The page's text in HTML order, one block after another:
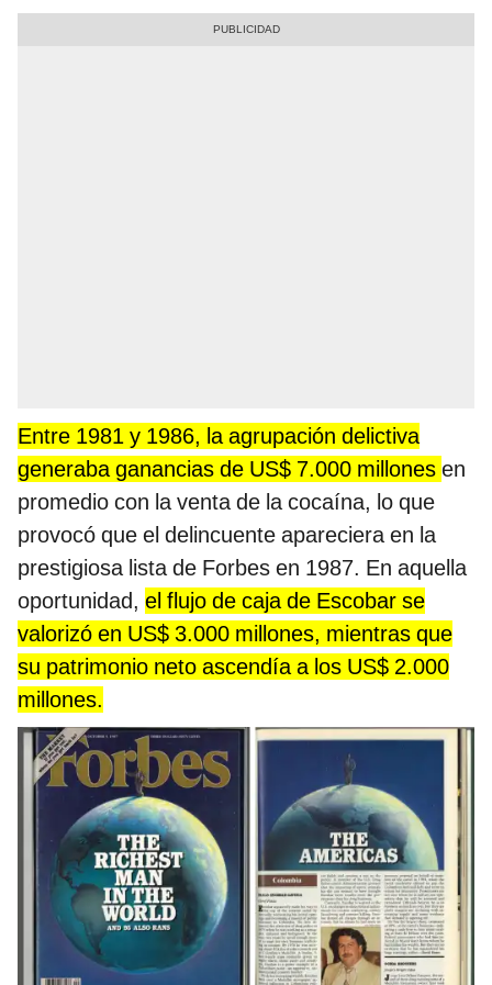
Entre 1981 y 1986, la agrupación delictiva
generaba ganancias de US$ 7.000 millones en
promedio con la venta de la cocaína, lo que
provocó que el delincuente apareciera en la
prestigiosa lista de Forbes en 1987. En aquella
oportunidad, el flujo de caja de Escobar se
valorizó en US$ 3.000 millones, mientras que
su patrimonio neto ascendía a los US$ 2.000
millones.